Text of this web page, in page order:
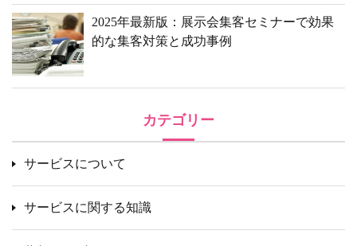
2025年最新版：展示会集客セミナーで効果
的な集客対策と成功事例
カテゴリー
サービスについて
サービスに関する知識